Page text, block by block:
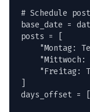
# Schedule
base_date =
posts = [
"Montag:
"Mittwoch:
"Freitag:
]
days_offset =